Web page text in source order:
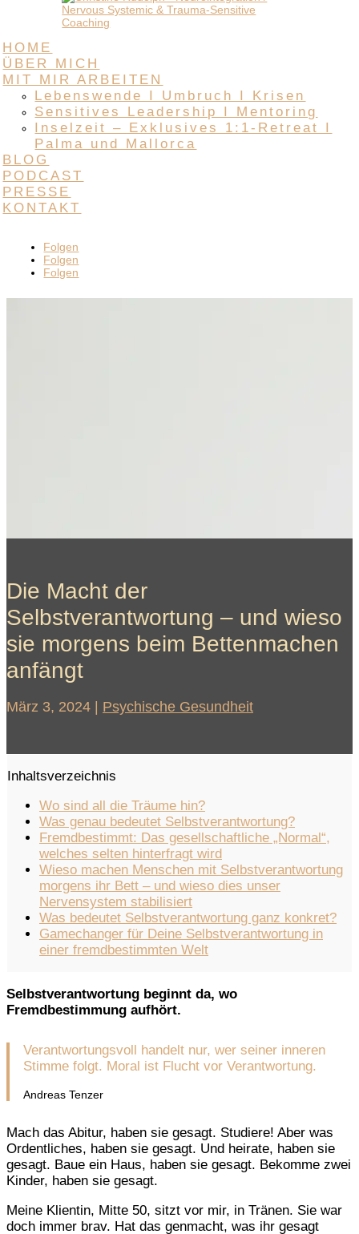
HOME
ÜBER MICH
MIT MIR ARBEITEN
Lebenswende I Umbruch I Krisen
Sensitives Leadership I Mentoring
Inselzeit – Exklusives 1:1-Retreat I
Palma und Mallorca
BLOG
PODCAST
PRESSE
KONTAKT
Folgen
Folgen
Folgen
Die Macht der
Selbstverantwortung – und wieso
sie morgens beim Bettenmachen
anfängt
März 3, 2024 | Psychische Gesundheit
Inhaltsverzeichnis
Wo sind all die Träume hin?
Was genau bedeutet Selbstverantwortung?
Fremdbestimmt: Das gesellschaftliche „Normal“,
welches selten hinterfragt wird
Wieso machen Menschen mit Selbstverantwortung
morgens ihr Bett – und wieso dies unser
Nervensystem stabilisiert
Was bedeutet Selbstverantwortung ganz konkret?
Gamechanger für Deine Selbstverantwortung in
einer fremdbestimmten Welt
Selbstverantwortung beginnt da, wo
Fremdbestimmung aufhört.
Verantwortungsvoll handelt nur, wer seiner inneren
Stimme folgt. Moral ist Flucht vor Verantwortung.
Andreas Tenzer
Mach das Abitur, haben sie gesagt. Studiere! Aber was
Ordentliches, haben sie gesagt. Und heirate, haben sie
gesagt. Baue ein Haus, haben sie gesagt. Bekomme zwei
Kinder, haben sie gesagt.
Meine Klientin, Mitte 50, sitzt vor mir, in Tränen. Sie war
doch immer brav. Hat das genmacht, was ihr gesagt